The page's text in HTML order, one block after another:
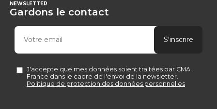
NEWSLETTER
Gardons le contact